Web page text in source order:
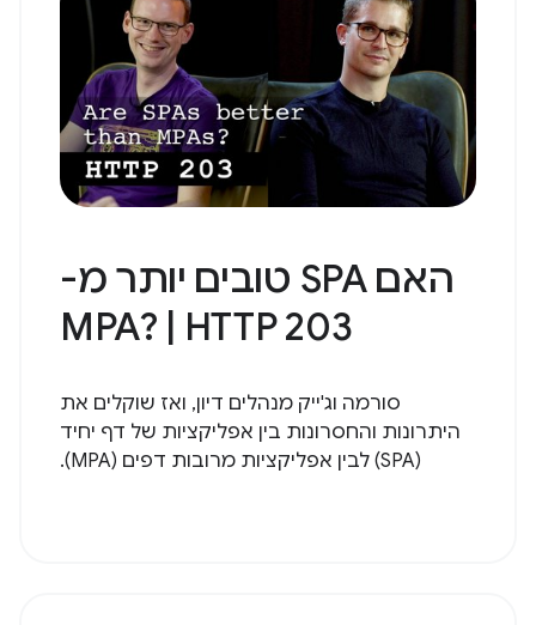
האם SPA טובים יותר מ-
MPA? | HTTP 203
סורמה וג'ייק מנהלים דיון, ואז שוקלים את
היתרונות והחסרונות בין אפליקציות של דף יחיד
(SPA) לבין אפליקציות מרובות דפים (MPA).